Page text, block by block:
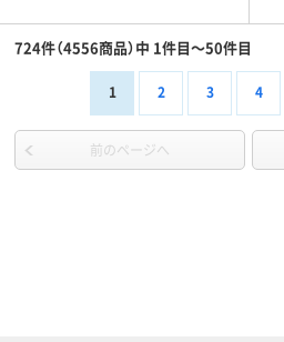
724件（4556商品）中 1件目～50件目
1 2 3 4
前のページへ